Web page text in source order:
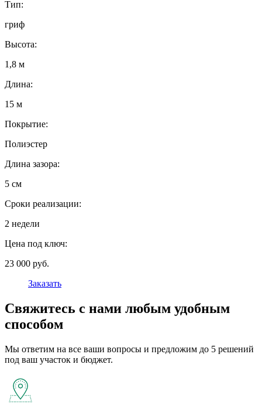
Тип:
гриф
Высота:
1,8 м
Длина:
15 м
Покрытие:
Полиэстер
Длина зазора:
5 см
Сроки реализации:
2 недели
Цена под ключ:
23 000 руб.
Заказать
Свяжитесь с нами любым удобным
способом
Мы ответим на все ваши вопросы и предложим до 5 решений
под ваш участок и бюджет.